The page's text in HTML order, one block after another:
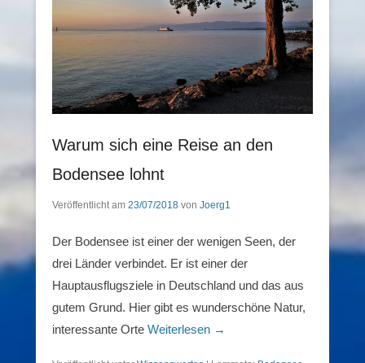
Warum sich eine Reise an den
Bodensee lohnt
Veröffentlicht am 23/07/2018 von Joerg1
Der Bodensee ist einer der wenigen Seen, der
drei Länder verbindet. Er ist einer der
Hauptausflugsziele in Deutschland und das aus
gutem Grund. Hier gibt es wunderschöne Natur,
interessante Orte Weiterlesen →